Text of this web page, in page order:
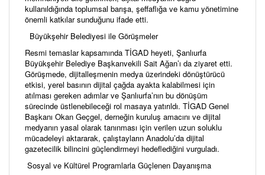
kullanıldığında toplumsal barışa, şeffaflığa ve kamu yönetimine
önemli katkılar sunduğunu ifade etti.
Büyükşehir Belediyesi ile Görüşmeler
Resmi temaslar kapsamında TİGAD heyeti, Şanlıurfa
Büyükşehir Belediye Başkanvekili Sait Ağan’ı da ziyaret etti.
Görüşmede, dijitalleşmenin medya üzerindeki dönüştürücü
etkisi, yerel basının dijital çağda ayakta kalabilmesi için
atılması gereken adımlar ve Şanlıurfa’nın bu dönüşüm
sürecinde üstlenebileceği rol masaya yatırıldı. TİGAD Genel
Başkanı Okan Geçgel, derneğin kuruluş amacını ve dijital
medyanın yasal olarak tanınması için verilen uzun soluklu
mücadeleyi aktararak, çalıştayların Anadolu’da dijital
gazetecilik bilincini güçlendirmeyi hedeflediğini vurguladı.
Sosyal ve Kültürel Programlarla Güçlenen Dayanışma